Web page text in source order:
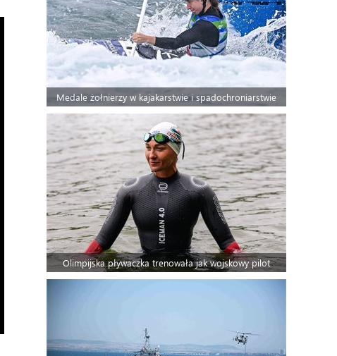
Medale żołnierzy w kajakarstwie i spadochroniarstwie
Olimpijska pływaczka trenowała jak wojskowy pilot